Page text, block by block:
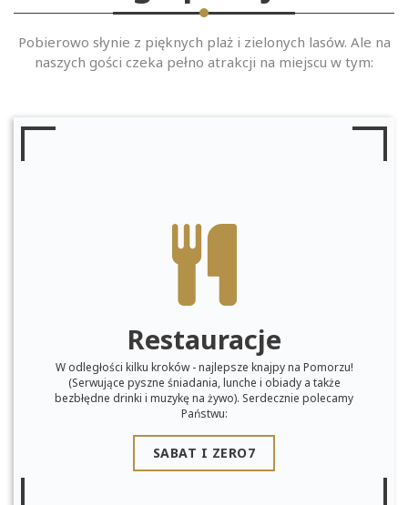
Pobierowo słynie z pięknych plaż i zielonych lasów. Ale na
naszych gości czeka pełno atrakcji na miejscu w tym:
Restauracje
W odległości kilku kroków - najlepsze knajpy na Pomorzu!
(Serwujące pyszne śniadania, lunche i obiady a także
bezbłędne drinki i muzykę na żywo). Serdecznie polecamy
Państwu:
SABAT I ZERO7